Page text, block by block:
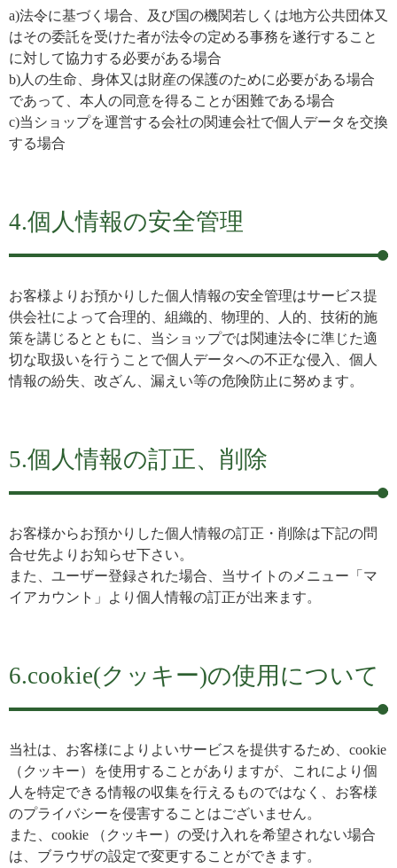
a)法令に基づく場合、及び国の機関若しくは地方公共団体又
はその委託を受けた者が法令の定める事務を遂行すること
に対して協力する必要がある場合
b)人の生命、身体又は財産の保護のために必要がある場合
であって、本人の同意を得ることが困難である場合
c)当ショップを運営する会社の関連会社で個人データを交換
する場合
4.個人情報の安全管理
お客様よりお預かりした個人情報の安全管理はサービス提
供会社によって合理的、組織的、物理的、人的、技術的施
策を講じるとともに、当ショップでは関連法令に準じた適
切な取扱いを行うことで個人データへの不正な侵入、個人
情報の紛失、改ざん、漏えい等の危険防止に努めます。
5.個人情報の訂正、削除
お客様からお預かりした個人情報の訂正・削除は下記の問
合せ先よりお知らせ下さい。
また、ユーザー登録された場合、当サイトのメニュー「マ
イアカウント」より個人情報の訂正が出来ます。
6.cookie(クッキー)の使用について
当社は、お客様によりよいサービスを提供するため、cookie
（クッキー）を使用することがありますが、これにより個
人を特定できる情報の収集を行えるものではなく、お客様
のプライバシーを侵害することはございません。
また、cookie （クッキー）の受け入れを希望されない場合
は、ブラウザの設定で変更することができます。